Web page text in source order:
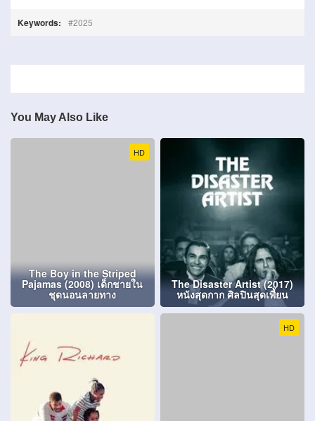
Keywords: 2025
You May Also Like
HD
The Boy in the Striped
Pajamas (2008) เด็กชายใน
ชุดนอนลายทาง
The Disaster Artist (2017)
หนังสุดกาก ศิลปินสุดเพี้ยน
HD